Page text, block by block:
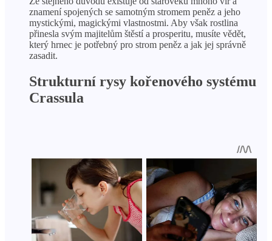
znamení spojených se samotným stromem peněz a jeho
mystickými, magickými vlastnostmi. Aby však rostlina
přinesla svým majitelům štěstí a prosperitu, musíte vědět,
který hrnec je potřebný pro strom peněz a jak jej správně
zasadit.
Strukturní rysy kořenového systému
Crassula